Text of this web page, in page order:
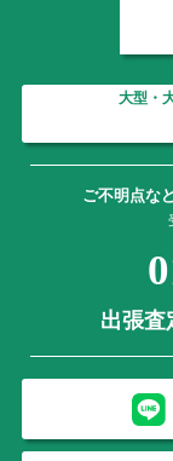
大型・
ご不明点な
出張査